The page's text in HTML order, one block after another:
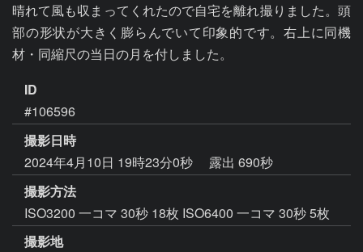
晴れて風も収まってくれたので自宅を離れ撮りました。頭
部の形状が大きく膨らんでいて印象的です。右上に同機
材・同縮尺の当日の月を付しました。
ID
#106596
撮影日時
2024年4月10日 19時23分0秒
露出 690秒
撮影方法
ISO3200 一コマ 30秒 18枚 ISO6400 一コマ 30秒 5枚
撮影地